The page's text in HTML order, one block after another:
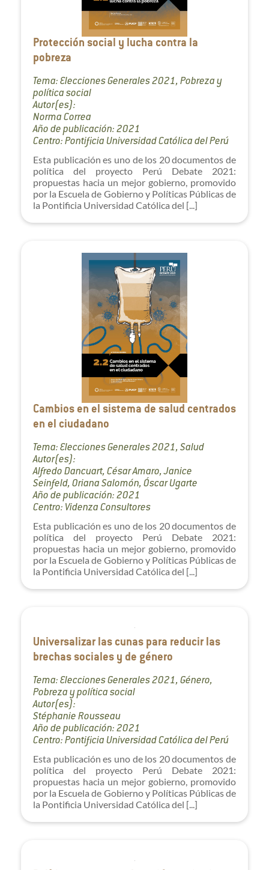
Protección social y lucha contra la
pobreza
Tema: Elecciones Generales 2021, Pobreza y
política social
Autor(es):
Norma Correa
Año de publicación: 2021
Centro: Pontificia Universidad Católica del Perú
Esta publicación es uno de los 20 documentos de
política del proyecto Perú Debate 2021:
propuestas hacia un mejor gobierno, promovido
por la Escuela de Gobierno y Políticas Públicas de
la Pontificia Universidad Católica del [...]
Cambios en el sistema de salud centrados
en el ciudadano
Tema: Elecciones Generales 2021, Salud
Autor(es):
Alfredo Dancuart, César Amaro, Janice
Seinfeld, Oriana Salomón, Óscar Ugarte
Año de publicación: 2021
Centro: Videnza Consultores
Esta publicación es uno de los 20 documentos de
política del proyecto Perú Debate 2021:
propuestas hacia un mejor gobierno, promovido
por la Escuela de Gobierno y Políticas Públicas de
la Pontificia Universidad Católica del [...]
Universalizar las cunas para reducir las
brechas sociales y de género
Tema: Elecciones Generales 2021, Género,
Pobreza y política social
Autor(es):
Stéphanie Rousseau
Año de publicación: 2021
Centro: Pontificia Universidad Católica del Perú
Esta publicación es uno de los 20 documentos de
política del proyecto Perú Debate 2021:
propuestas hacia un mejor gobierno, promovido
por la Escuela de Gobierno y Políticas Públicas de
la Pontificia Universidad Católica del [...]